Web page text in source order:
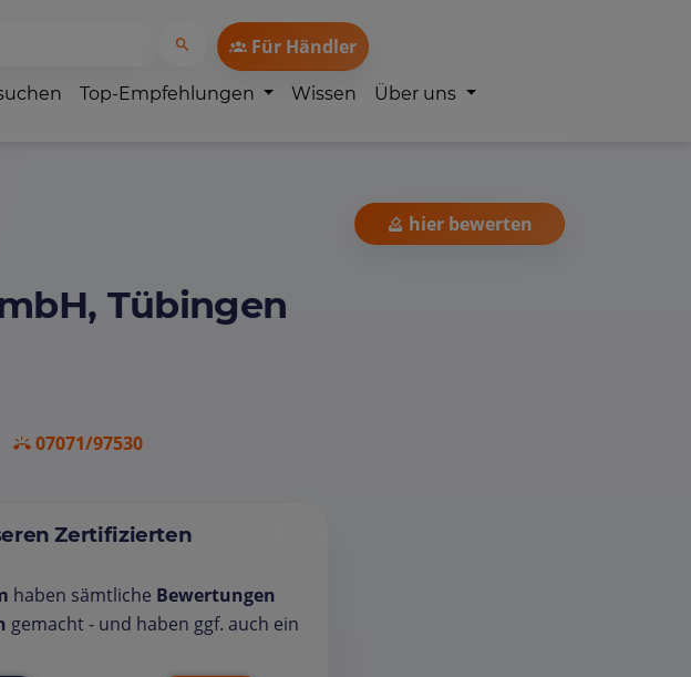
Für Händler
Top-Empfehlungen Wissen Über uns
Tübingen
07071/97530
Zertifizierten
haben sämtliche Bewertungen
gemacht - und haben ggf. auch ein
hier bewerten